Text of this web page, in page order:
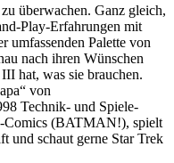
überwachen. Ganz gleich,
Play-Erfahrungen mit
umfassenden Palette von
nach ihren Wünschen
hat, was sie brauchen.
von
Technik- und Spiele-
Comics (BATMAN!), spielt
und schaut gerne Star Trek